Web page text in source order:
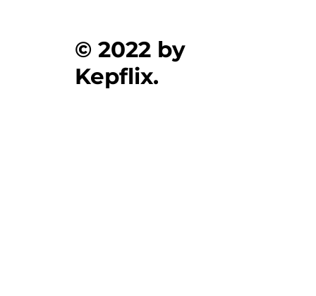
© 2022 by
Kepflix.